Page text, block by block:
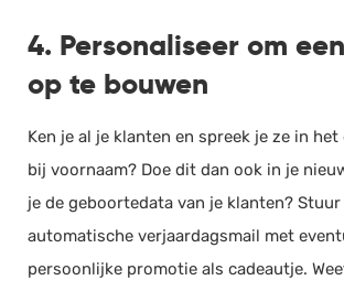
4. Personaliseer om
op te bouwen
Ken je al je klanten en spreek je ze in het
bij voornaam? Doe dit dan ook in je
je de geboortedata van je klanten? Stuur
automatische verjaardagsmail met
persoonlijke promotie als cadeautje.